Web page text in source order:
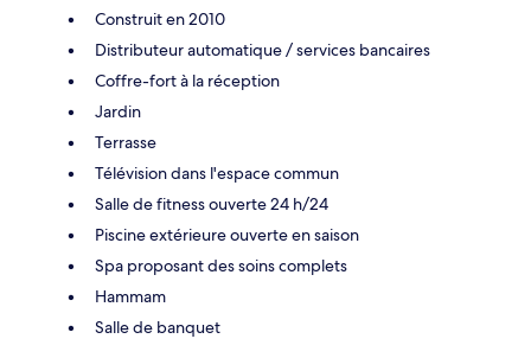
Construit en 2010
Distributeur automatique / services bancaires
Coffre-fort à la réception
Jardin
Terrasse
Télévision dans l'espace commun
Salle de fitness ouverte 24 h/24
Piscine extérieure ouverte en saison
Spa proposant des soins complets
Hammam
Salle de banquet